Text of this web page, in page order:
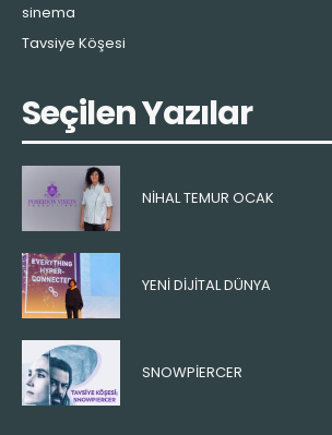
sinema
Tavsiye Köşesi
Seçilen Yazılar
NIHAL TEMUR OCAK
YENI DIJITAL DÜNYA
SNOWPIERCER